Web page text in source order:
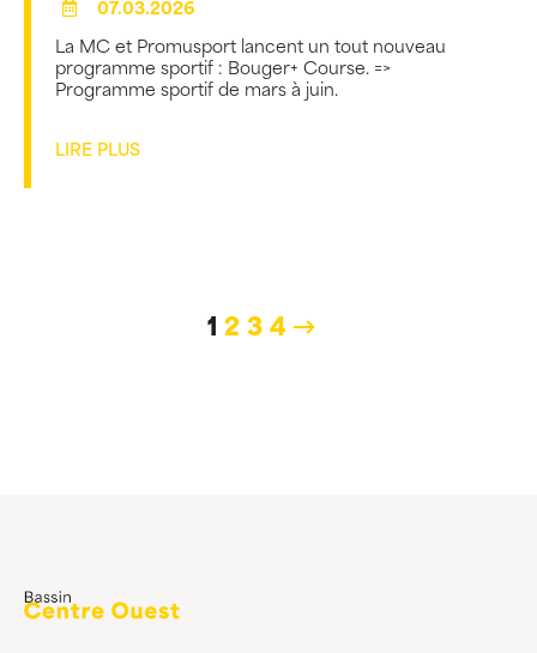
07.03.2026
La MC et Promusport lancent un tout nouveau
programme sportif : Bouger+ Course. =>
Programme sportif de mars à juin.
LIRE PLUS
1 2 3 4